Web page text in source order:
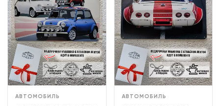
АВТОМОБИЛЬ АВТОМОБИЛЬ